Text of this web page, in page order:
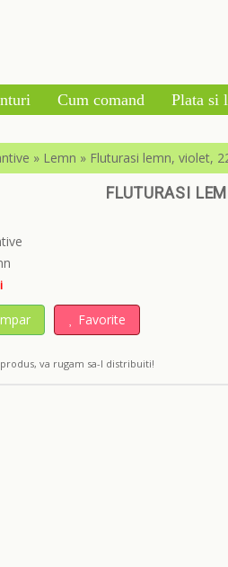
Cum comand Plata si
» Lemn » Fluturasi lemn, violet,
FLUTURASI
Favorite
va rugam sa-l distribuiti!